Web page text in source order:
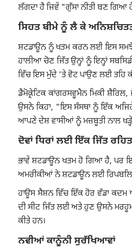
ਲੱਗਦਾ ਹੈ ਜਿਵੇਂ "ਗੁੱਸਾ ਨੀਤੀ ਬਣ ਗਿਆ
ਸਿਹਤ ਬੀਮੇ ਨੂੰ ਲੈ ਕੇ
ਸ਼ਟਡਾਊਨ ਨੂੰ ਖਤਮ ਕਰਨ ਲਈ ਇਸ ਸਮਝੌਤੇ
ਹਾਲੀਆ ਚੋਣ ਜਿੱਤ ਉਨ੍ਹਾਂ ਨੂੰ ਇਨ੍ਹਾਂ
ਵਿੱਚ ਇਸ ਮੁੱਦੇ 'ਤੇ ਵੋਟ ਪਾਉਣ ਲਈ ਤਹਿ
ਡੈਮੋਕ੍ਰੇਟਿਕ ਕਾਂਗਰਸਵੂਮੈਨ ਮਿਕੀ
ਉਸਨੇ ਕਿਹਾ, "ਇਸ ਸੰਸਥਾ ਨੂੰ ਇੱਕ
ਆਪਣੇ ਦੇਸ਼ ਵਾਸੀਆਂ ਨੂੰ ਮਜ਼ਬੂਤੀ ਨਾਲ
ਦੋਵਾਂ ਧਿਰਾਂ ਲਈ ਇੱਕ ਜਿੱਤ
ਭਾਵੇਂ ਸ਼ਟਡਾਊਨ ਖਤਮ ਹੋ ਗਿਆ ਹੈ, ਪਰ
ਅਮਰੀਕੀਆਂ ਨੇ ਸ਼ਟਡਾਊਨ ਲਈ
ਹਾਊਸ ਸੈਸ਼ਨ ਵਿੱਚ ਇੱਕ ਹੋਰ ਵੱਡਾ ਕਦਮ
ਦੀ ਸੀਟ ਜਿੱਤ ਲਈ ਅਤੇ ਹੁਣ ਉਸਨੇ
ਕੀਤੇ ਹਨ।
ਨਵੀਆਂ ਕਾਨੂੰਨੀ ਸੁਰੱਖਿਆਵਾਂ